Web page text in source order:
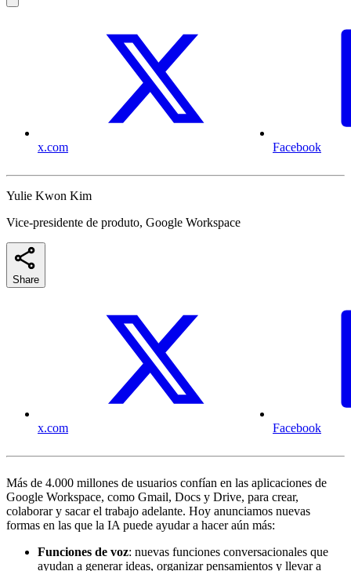
x.com Facebook
Yulie Kwon Kim
Vice-presidente de produto, Google Workspace
Share
x.com Facebook
Más de 4.000 millones de usuarios confían en las aplicaciones de
Google Workspace, como Gmail, Docs y Drive, para crear,
colaborar y sacar el trabajo adelante. Hoy anunciamos nuevas
formas en las que la IA puede ayudar a hacer aún más:
Funciones de voz: nuevas funciones conversacionales que
ayudan a generar ideas, organizar pensamientos y llevar a